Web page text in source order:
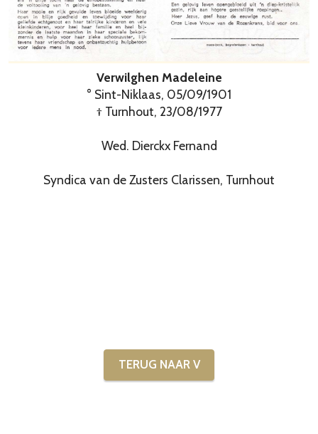
Verwilghen Madeleine
° Sint-Niklaas, 05/09/1901
† Turnhout, 23/08/1977
Wed. Dierckx Fernand
Syndica van de Zusters Clarissen, Turnhout
TERUG NAAR V